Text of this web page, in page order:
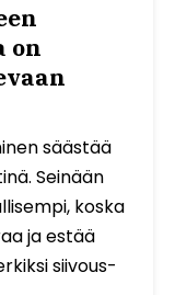
on
säästää
Seinään
koska
ja estää
siivous-